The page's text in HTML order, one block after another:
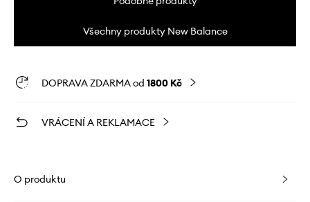
Všechny produkty New Balance
DOPRAVA ZDARMA od 1800 Kč
VRÁCENÍ A REKLAMACE
O produktu